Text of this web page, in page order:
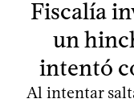
Fiscalía
un
intentó
Al intentar